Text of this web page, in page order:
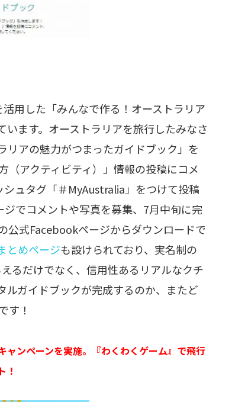
用した「みんなで作る！オーストラリア
ます。オーストラリアを旅行したみなさ
リアの魅力がつまったガイドブック」を
アクティビティ）」情報の投稿にコメ
ュタグ「＃MyAustralia」をつけて投稿
でコメントや写真を募集、7月中旬に完
公式Facebookページからダウンロードで
とめページも設けられており、実名制の
るだけでなく、信用性あるリアルなクチ
ルガイドブックが完成するのか、またど
す！
ンペーンを実施。『わくわくゲーム』で飛行
！